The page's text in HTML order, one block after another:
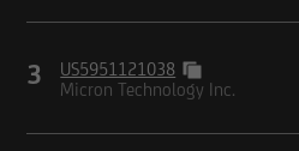
3
US5951121038
Micron Technology Inc.